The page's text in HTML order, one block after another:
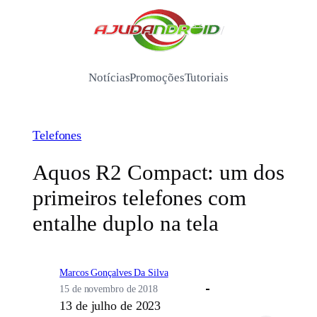
/
NotíciasPromoçõesTutoriais
Telefones
Aquos R2 Compact: um dos
primeiros telefones com
entalhe duplo na tela
Marcos Gonçalves Da Silva
15 de novembro de 2018
13 de julho de 2023